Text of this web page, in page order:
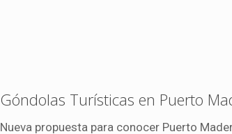
Góndolas Turísticas en Puerto
Nueva propuesta para conocer Puerto